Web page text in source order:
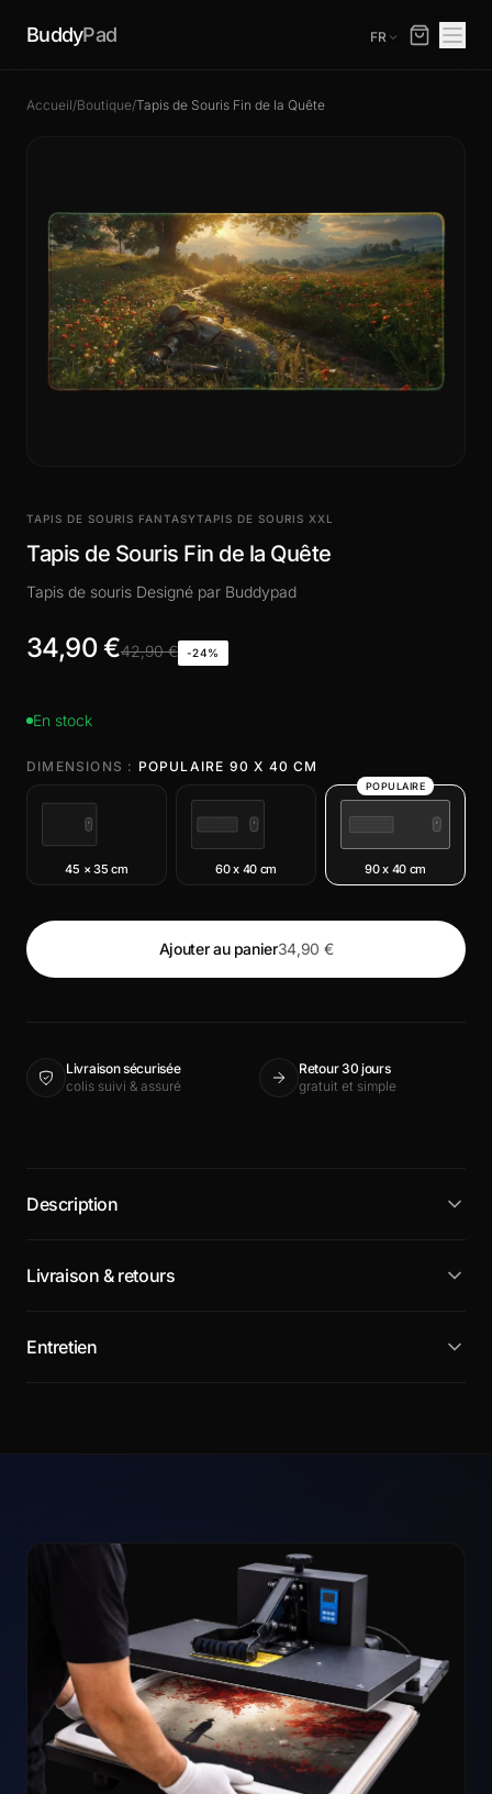
BuddyPad FR
Accueil/Boutique/Tapis de Souris Fin de la Quête
TAPIS DE SOURIS FANTASYTAPIS DE SOURIS XXL
Tapis de Souris Fin de la Quête
Tapis de souris Designé par Buddypad
34,90 €42,90 € -24%
En stock
DIMENSIONS : POPULAIRE 90 X 40 CM
45 × 35 cm 60 x 40 cm
POPULAIRE
90 x 40 cm
Ajouter au panier34,90 €
Livraison sécurisée
colis suivi & assuré
Retour 30 jours
gratuit et simple
Description
Livraison & retours
Entretien